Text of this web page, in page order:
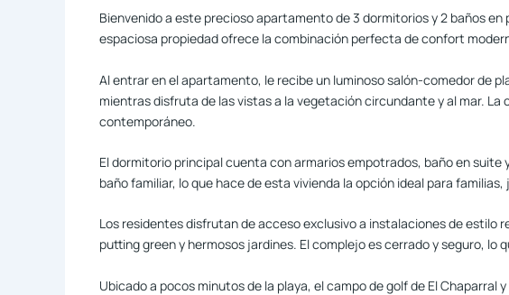
Bienvenido a este precioso apartamento de 3 dormitorios y 2 baños
espaciosa propiedad ofrece la combinación perfecta de confort
Al entrar en el apartamento, le recibe un luminoso salón-comedor de
mientras disfruta de las vistas a la vegetación circundante y al mar.
contemporáneo.
El dormitorio principal cuenta con armarios empotrados, baño en
baño familiar, lo que hace de esta vivienda la opción ideal para
Los residentes disfrutan de acceso exclusivo a instalaciones de estilo
putting green y hermosos jardines. El complejo es cerrado y seguro,
Ubicado a pocos minutos de la playa, el campo de golf de El